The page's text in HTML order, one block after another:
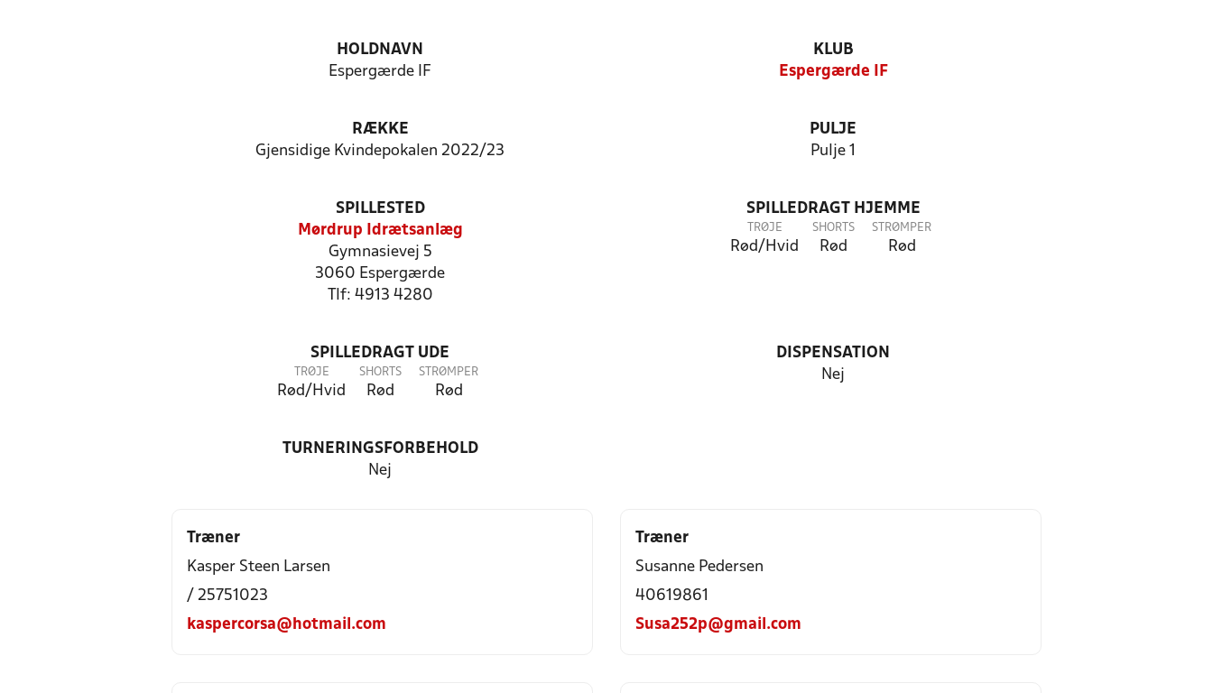
HOLDNAVN
Espergærde IF
KLUB
Espergærde IF
RÆKKE
Gjensidige Kvindepokalen 2022/23
PULJE
Pulje 1
SPILLESTED
Mørdrup Idrætsanlæg
Gymnasievej 5
3060 Espergærde
Tlf: 4913 4280
SPILLEDRAGT HJEMME
TRØJE
Rød/Hvid
SHORTS
Rød
STRØMPER
Rød
SPILLEDRAGT UDE
TRØJE
Rød/Hvid
SHORTS
Rød
STRØMPER
Rød
DISPENSATION
Nej
TURNERINGSFORBEHOLD
Nej
Træner
Kasper Steen Larsen
/ 25751023
kaspercorsa@hotmail.com
Træner
Susanne Pedersen
40619861
Susa252p@gmail.com